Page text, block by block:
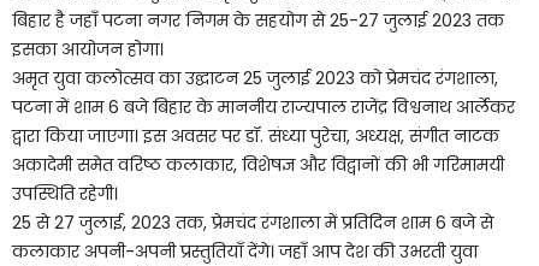
बिहार है जहाँ पटना नगर निगम के सहयोग से 25-27 जुलाई 2023 तक
इसका आयोजन होगा।
अमृत युवा कलोत्सव का उद्घाटन 25 जुलाई 2023 को प्रेमचंद रंगशाला,
पटना में शाम 6 बजे बिहार के माननीय राज्यपाल राजेंद्र विश्वनाथ आर्लेकर
द्वारा किया जाएगा। इस अवसर पर डॉ. संध्या पुरेचा, अध्यक्ष, संगीत नाटक
अकादेमी समेत वरिष्ठ कलाकार, विशेषज्ञ और विद्वानों की भी गरिमामयी
उपस्थिति रहेगी।
25 से 27 जुलाई, 2023 तक, प्रेमचंद रंगशाला में प्रतिदिन शाम 6 बजे से
कलाकार अपनी-अपनी प्रस्तुतियाँ देंगे। जहाँ आप देश की उभरती युवा